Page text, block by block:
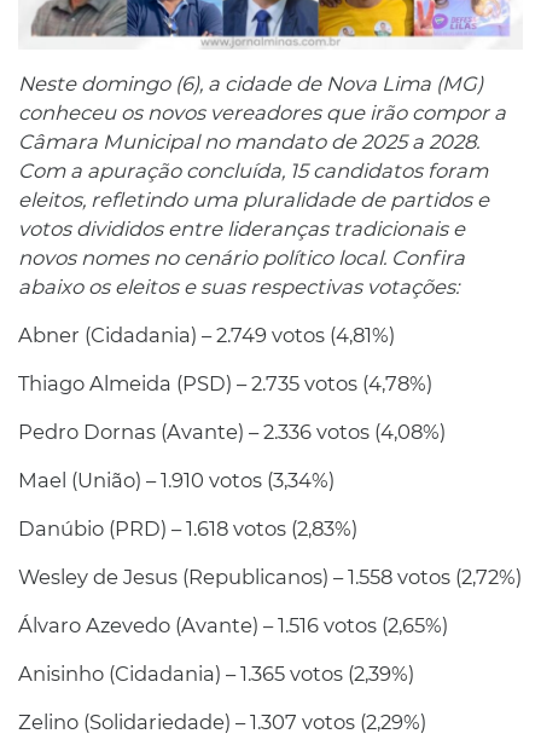
Neste domingo (6), a cidade de Nova Lima (MG)
conheceu os novos vereadores que irão compor a
Câmara Municipal no mandato de 2025 a 2028.
Com a apuração concluída, 15 candidatos foram
eleitos, refletindo uma pluralidade de partidos e
votos divididos entre lideranças tradicionais e
novos nomes no cenário político local. Confira
abaixo os eleitos e suas respectivas votações:
Abner (Cidadania) – 2.749 votos (4,81%)
Thiago Almeida (PSD) – 2.735 votos (4,78%)
Pedro Dornas (Avante) – 2.336 votos (4,08%)
Mael (União) – 1.910 votos (3,34%)
Danúbio (PRD) – 1.618 votos (2,83%)
Wesley de Jesus (Republicanos) – 1.558 votos (2,72%)
Álvaro Azevedo (Avante) – 1.516 votos (2,65%)
Anisinho (Cidadania) – 1.365 votos (2,39%)
Zelino (Solidariedade) – 1.307 votos (2,29%)